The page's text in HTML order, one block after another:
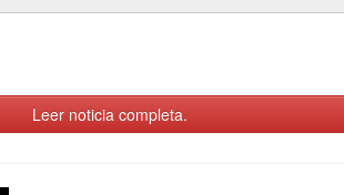
Leer noticia completa.